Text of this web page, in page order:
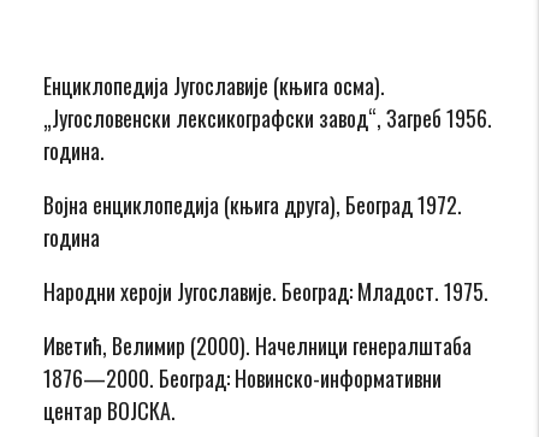
Енциклопедија Југославије (књига осма).
„Југословенски лексикографски завод“, Загреб 1956.
година.
Војна енциклопедија (књига друга), Београд 1972.
година
Народни хероји Југославије. Београд: Младост. 1975.
Иветић, Велимир (2000). Начелници генералштаба
1876—2000. Београд: Новинско-информативни
центар ВОЈСКА.